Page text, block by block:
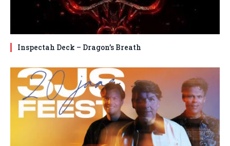
Inspectah Deck – Dragon’s Breath